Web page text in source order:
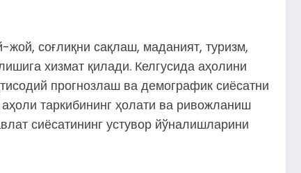
соғлиқни сақлаш, маданият, туризм,
хизмат қилади. Келгусида аҳолини
прогнозлаш ва демографик сиёсатни
таркибининг ҳолати ва ривожланиш
сиёсатининг устувор йўналишларини